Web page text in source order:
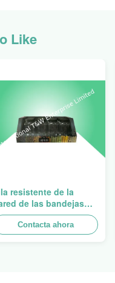
Like
resistente de la
de las bandejas
de la cartulina
para promover las
las comidas
Contacta ahora